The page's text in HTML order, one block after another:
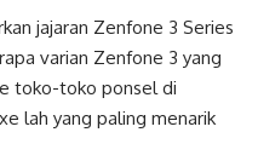
jajaran Zenfone 3 Series
varian Zenfone 3 yang
toko-toko ponsel di
lah yang paling menarik